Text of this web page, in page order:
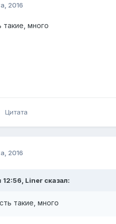
2016
такие, много
Цитата
2016
Liner сказал:
такие, много